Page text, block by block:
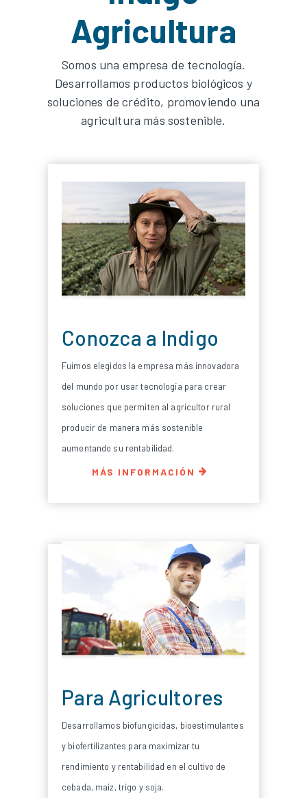
Agricultura
Somos una empresa de tecnología.
Desarrollamos productos biológicos y
soluciones de crédito, promoviendo una
agricultura más sostenible.
Conozca a Indigo
Fuimos elegidos la empresa más innovadora
del mundo por usar tecnología para crear
soluciones que permiten al agricultor rural
producir de manera más sostenible
aumentando su rentabilidad.
MÁS INFORMACIÓN
Para Agricultores
Desarrollamos biofungicidas, bioestimulantes
y biofertilizantes para maximizar tu
rendimiento y rentabilidad en el cultivo de
cebada, maíz, trigo y soja.